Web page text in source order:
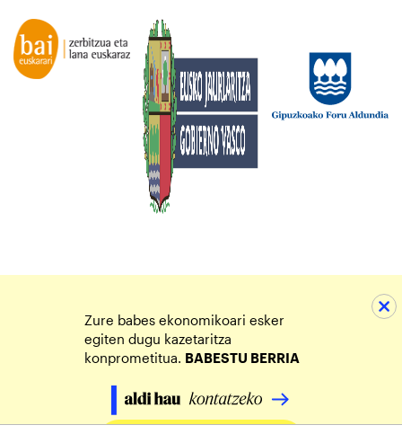
Zure babes ekonomikoari esker
egiten dugu kazetaritza
konprometitua. BABESTU BERRIA